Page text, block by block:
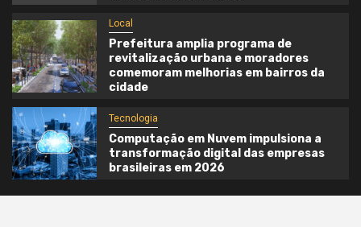
Local
Prefeitura amplia programa de
revitalização urbana e moradores
comemoram melhorias em bairros da
cidade
Tecnologia
Computação em Nuvem impulsiona a
transformação digital das empresas
brasileiras em 2026